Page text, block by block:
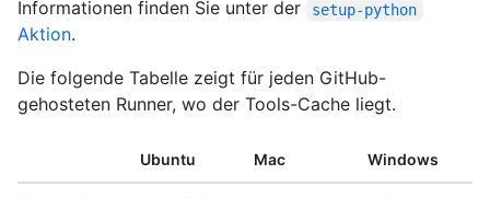
Informationen finden Sie unter der
setup-python
Aktion.
Die folgende Tabelle zeigt für jeden GitHub-
gehosteten Runner, wo der Tools-Cache liegt.
Ubuntu Mac Windows